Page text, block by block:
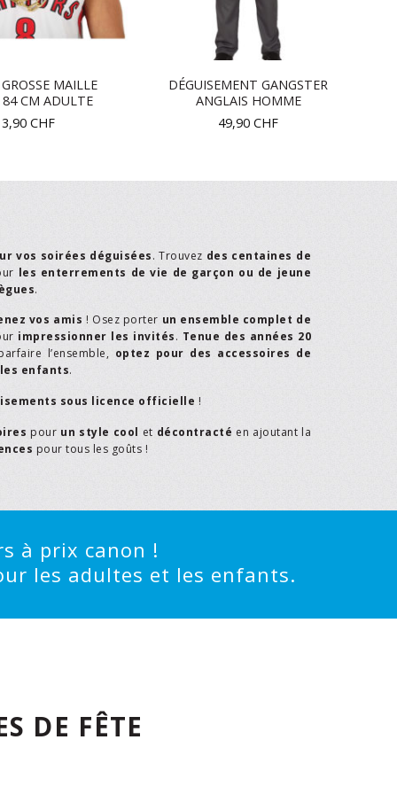
MAILLE
84 CM ADULTE
CHF
DÉGUISEMENT GANGSTER
ANGLAIS HOMME
49,90 CHF
vos soirées déguisées. Trouvez des centaines de
les enterrements de vie de garçon ou de jeune
.
vos amis ! Osez porter un ensemble complet de
impressionner les invités. Tenue des années 20
l’ensemble, optez pour des accessoires de
les enfants.
sous licence officielle !
pour un style cool et décontracté en ajoutant la
pour tous les goûts !
à prix canon !
les adultes et les enfants.
DE FÊTE